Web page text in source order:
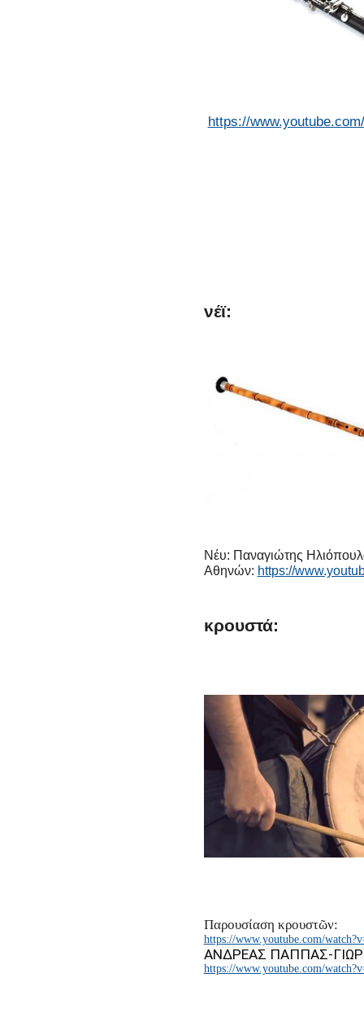
https://
νέϊ:
Νέυ: Παναγιώτης
Αθηνών: https://
κρουστά:
Παρουσίαση κρουστῶν:
https://www.youtube.com/
ΑΝΔΡΕΑΣ ΠΑΠΠΑΣ-
https://www.youtube.com/